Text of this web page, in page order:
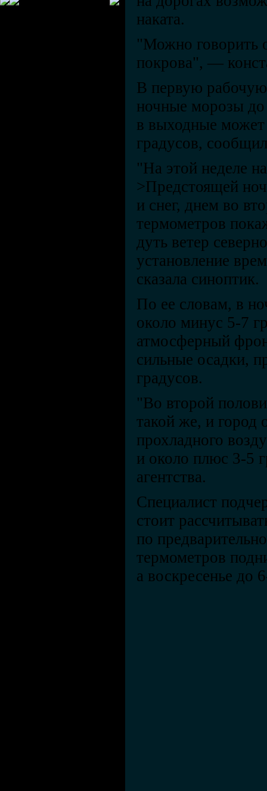
наката.
"Можно говорить
покрова", —
В первую
ночные морозы до
в выходные может
градусов,
"На этой неделе
>Предстоящей
и снег, днем во
термометров
дуть ветер
установление
сказала синоптик.
По ее словам, в
около минус 5-7
атмосферный
сильные осадки,
градусов.
"Во второй
такой же, и город
прохладного
и около плюс 3-5
агентства.
Специалист
стоит
по
термометров
а воскресенье до